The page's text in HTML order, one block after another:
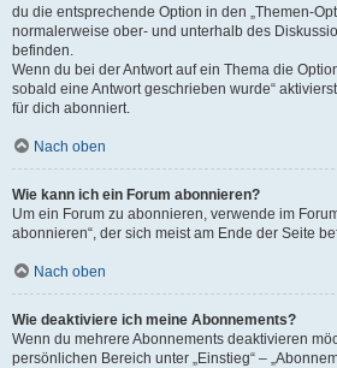
du die entsprechende Option in den „Themen-
normalerweise ober- und unterhalb des
befinden.
Wenn du bei der Antwort auf ein Thema die
sobald eine Antwort geschrieben wurde“
für dich abonniert.
Nach oben
Wie kann ich ein Forum abonnieren?
Um ein Forum zu abonnieren, verwende im
abonnieren“, der sich meist am Ende der Seite
Nach oben
Wie deaktiviere ich meine Abonnements?
Wenn du mehrere Abonnements deaktivieren
persönlichen Bereich unter „Einstieg“ –